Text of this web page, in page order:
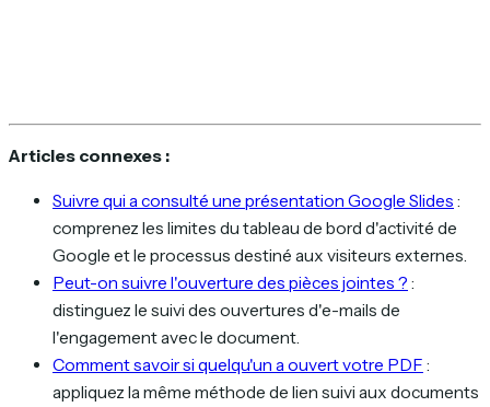
Articles connexes :
Suivre qui a consulté une présentation Google Slides :
comprenez les limites du tableau de bord d'activité de
Google et le processus destiné aux visiteurs externes.
Peut-on suivre l'ouverture des pièces jointes ? :
distinguez le suivi des ouvertures d'e-mails de
l'engagement avec le document.
Comment savoir si quelqu'un a ouvert votre PDF :
appliquez la même méthode de lien suivi aux documents